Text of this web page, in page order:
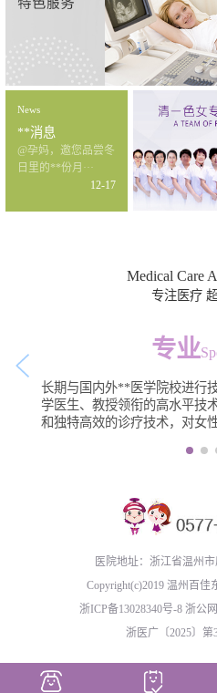
News
**消息
@孕妈，邀您品尝冬
日里的**份月···
12-17
Medical Care
专注医疗
专业
长期与国内外**医学院校进行
学医生、教授领衔的高水平技
和独特高效的诊疗技术，对女
医院地址：浙江省温州
Copyright(c)2019 温州百
浙ICP备13028340号-8 浙公
浙医广〔2025〕第